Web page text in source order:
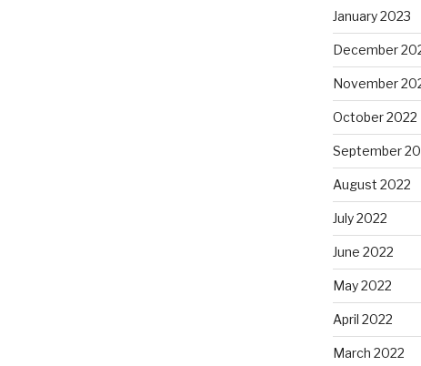
January 2023
December
November
October 2022
September
August 2022
July 2022
June 2022
May 2022
April 2022
March 2022